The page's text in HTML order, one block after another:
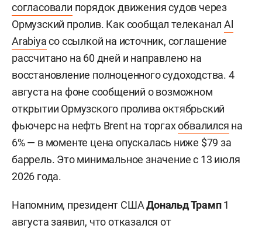
согласовали порядок движения судов через
Ормузский пролив. Как сообщал телеканал Al
Arabiyaсо ссылкой на источник, соглашение
рассчитано на 60 дней и направлено на
восстановление полноценного судоходства. 4
августа на фоне сообщений о возможном
открытии Ормузского пролива октябрьский
фьючерс на нефть Brent на торгахобвалился на
6% — в моменте цена опускалась ниже $79 за
баррель. Это минимальное значение с 13 июля
2026 года.
Напомним, президент СШАДональд Трамп1
августа заявил, что отказался от